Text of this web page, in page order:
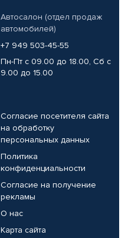
Автосалон (отдел продаж
автомобилей)
+7 949 503-45-55
Пн-Пт с 09.00 до 18.00, Сб с
9.00 до 15.00
Согласие посетителя сайта
на обработку
персональных данных
Политика
конфиденциальности
Согласие на получение
рекламы
О нас
Карта сайта